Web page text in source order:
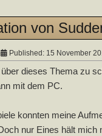
von
Published: 15 November
dieses Thema zu
mit dem PC.
konnten meine
nur Eines hält